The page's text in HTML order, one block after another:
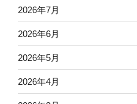
2026年7月
2026年6月
2026年5月
2026年4月